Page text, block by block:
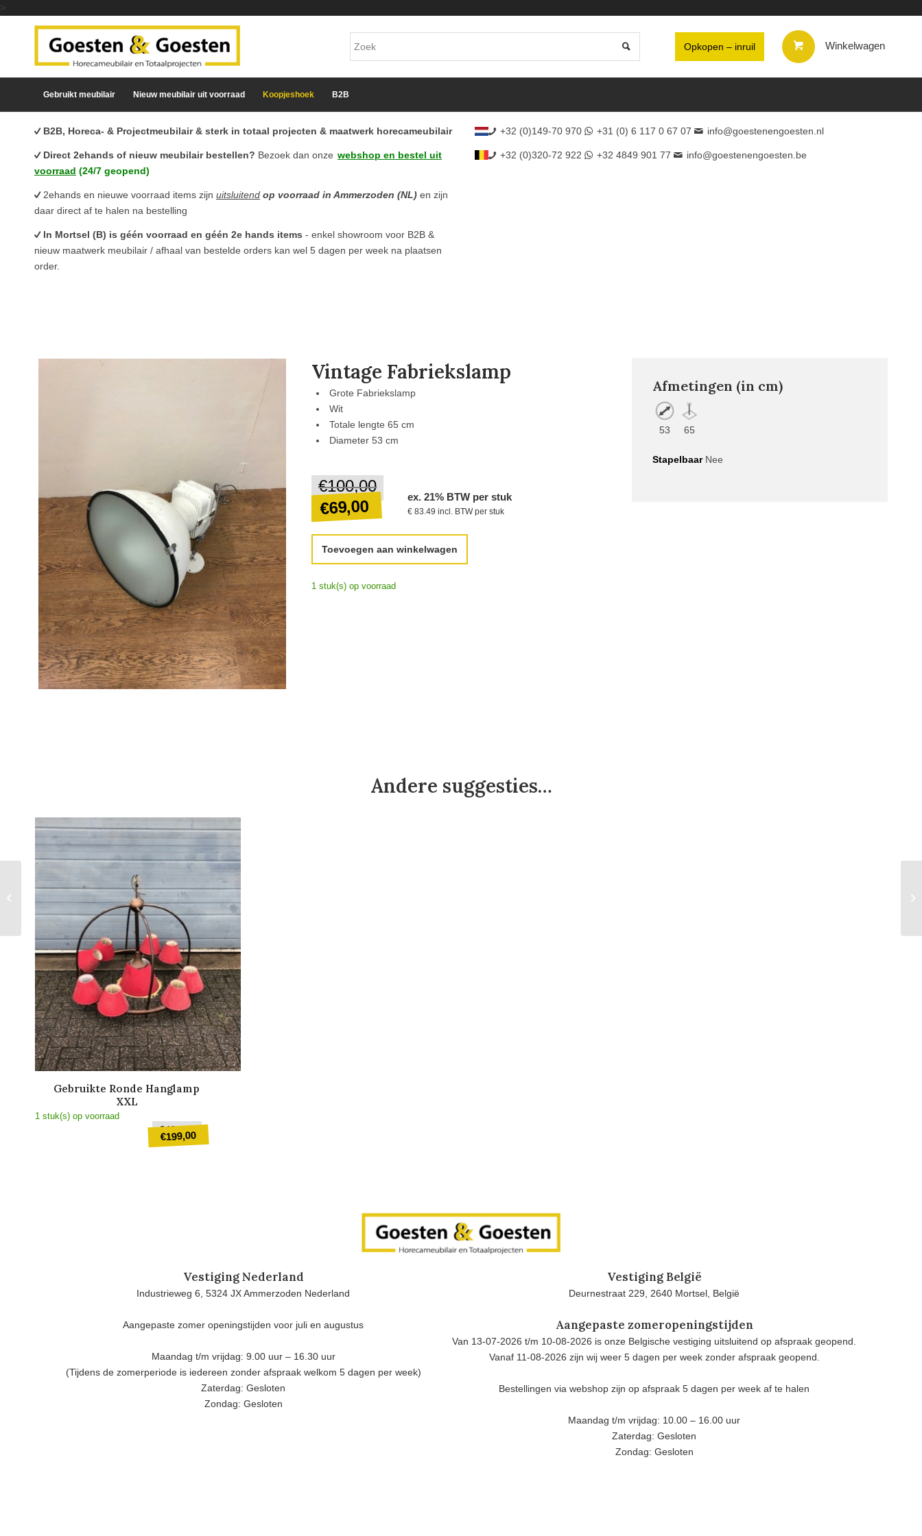
>
Opkopen – inruil Winkelwagen
Gebruikt meubilair Nieuw meubilair uit voorraad Koopjeshoek B2B
B2B, Horeca- & Projectmeubilair & sterk in totaal projecten & maatwerk horecameubilair
Direct 2ehands of nieuw meubilair bestellen? Bezoek dan onze webshop en bestel uit
voorraad (24/7 geopend)
2ehands en nieuwe voorraad items zijn uitsluitend op voorraad in Ammerzoden (NL) en zijn
daar direct af te halen na bestelling
In Mortsel (B) is géén voorraad en géén 2e hands items - enkel showroom voor B2B &
nieuw maatwerk meubilair / afhaal van bestelde orders kan wel 5 dagen per week na plaatsen
order.
+32 (0)149-70 970 +31 (0) 6 117 0 67 07 info@goestenengoesten.nl
+32 (0)320-72 922 +32 4849 901 77 info@goestenengoesten.be
Vintage Fabriekslamp
Grote Fabriekslamp
Wit
Totale lengte 65 cm
Diameter 53 cm
€100,00
prijs
€100,00.
€69,00
€69,00.
ex. 21% BTW per stuk
€ 83.49 incl. BTW per stuk
Toevoegen aan winkelwagen
1 stuk(s) op voorraad
Afmetingen (in cm)
53 65
StapelbaarNee
Andere suggesties…
Gebruikte Ronde Hanglamp
XXL
€499,00 Oorspronkelijke
prijs
€199,00
1 stuk(s) op voorraad
Vestiging Nederland
Industrieweg 6, 5324 JX Ammerzoden Nederland
Aangepaste zomer openingstijden voor juli en augustus
Maandag t/m vrijdag: 9.00 uur – 16.30 uur
(Tijdens de zomerperiode is iedereen zonder afspraak welkom 5 dagen per week)
Zaterdag: Gesloten
Zondag: Gesloten
Vestiging België
Deurnestraat 229, 2640 Mortsel, België
Aangepaste zomeropeningstijden
Van 13-07-2026 t/m 10-08-2026 is onze Belgische vestiging uitsluitend op afspraak geopend.
Vanaf 11-08-2026 zijn wij weer 5 dagen per week zonder afspraak geopend.
Bestellingen via webshop zijn op afspraak 5 dagen per week af te halen
Maandag t/m vrijdag: 10.00 – 16.00 uur
Zaterdag: Gesloten
Zondag: Gesloten
Gebruikt Tafelblad –
TB1034 (80×80)